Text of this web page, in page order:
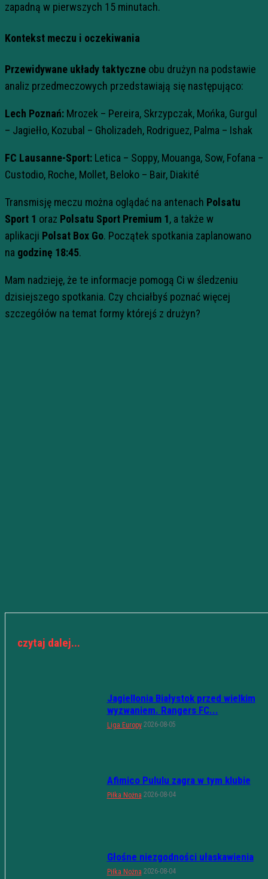
zapadną w pierwszych 15 minutach.
Kontekst meczu i oczekiwania
Przewidywane układy taktyczne obu drużyn na podstawie
analiz przedmeczowych przedstawiają się następująco:
Lech Poznań: Mrozek – Pereira, Skrzypczak, Mońka, Gurgul
– Jagiełło, Kozubal – Gholizadeh, Rodriguez, Palma – Ishak
FC Lausanne-Sport: Letica – Soppy, Mouanga, Sow, Fofana –
Custodio, Roche, Mollet, Beloko – Bair, Diakité
Transmisję meczu można oglądać na antenach Polsatu
Sport 1 oraz Polsatu Sport Premium 1, a także w
aplikacji Polsat Box Go. Początek spotkania zaplanowano
na godzinę 18:45.
Mam nadzieję, że te informacje pomogą Ci w śledzeniu
dzisiejszego spotkania. Czy chciałbyś poznać więcej
szczegółów na temat formy którejś z drużyn?
czytaj dalej...
Jagiellonia Białystok przed wielkim
wyzwaniem. Rangers FC...
Liga Europy 2026-08-05
Afimico Pululu zagra w tym klubie
Piłka Nożna 2026-08-04
Głośne niezgodności ułaskawienia
Piłka Nożna 2026-08-04